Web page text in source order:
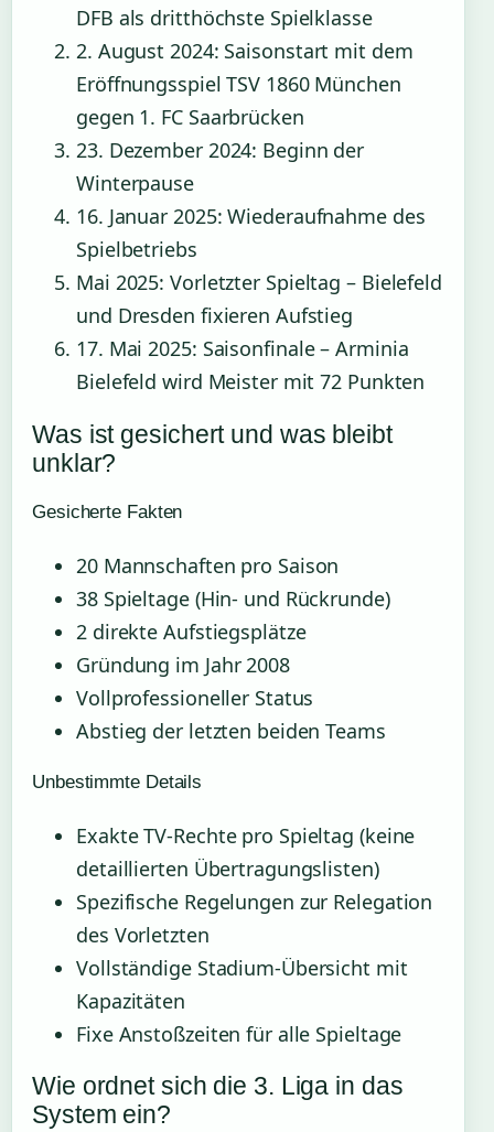
DFB als dritthöchste Spielklasse
2. August 2024: Saisonstart mit dem
Eröffnungsspiel TSV 1860 München
gegen 1. FC Saarbrücken
23. Dezember 2024: Beginn der
Winterpause
16. Januar 2025: Wiederaufnahme des
Spielbetriebs
Mai 2025: Vorletzter Spieltag – Bielefeld
und Dresden fixieren Aufstieg
17. Mai 2025: Saisonfinale – Arminia
Bielefeld wird Meister mit 72 Punkten
Was ist gesichert und was bleibt
unklar?
Gesicherte Fakten
20 Mannschaften pro Saison
38 Spieltage (Hin- und Rückrunde)
2 direkte Aufstiegsplätze
Gründung im Jahr 2008
Vollprofessioneller Status
Abstieg der letzten beiden Teams
Unbestimmte Details
Exakte TV-Rechte pro Spieltag (keine
detaillierten Übertragungslisten)
Spezifische Regelungen zur Relegation
des Vorletzten
Vollständige Stadium-Übersicht mit
Kapazitäten
Fixe Anstoßzeiten für alle Spieltage
Wie ordnet sich die 3. Liga in das
System ein?